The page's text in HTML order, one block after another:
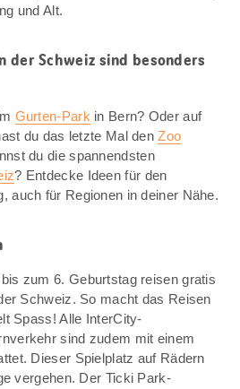
und Alt.
der Schweiz sind besonders
Gurten-Park in Bern? Oder auf
du das letzte Mal denZoo
du die spannendsten
? Entdecke Ideen für den
auch für Regionen in deiner Nähe.
zum 6. Geburtstag reisen gratis
Schweiz. So macht das Reisen
Spass! Alle InterCity-
sind zudem mit einem
Dieser Spielplatz auf Rädern
vergehen. Der Ticki Park-